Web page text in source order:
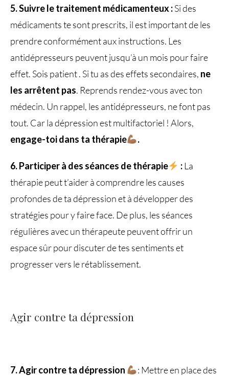
5. Suivre le traitement médicamenteux :Si des
médicaments te sont prescrits, il est important de les
prendre conformément aux instructions. Les
antidépresseurs peuvent jusqu’à un mois pour faire
effet. Sois patient . Si tu as des effets secondaires, ne
les arrêtent pas. Reprends rendez-vous avec ton
médecin. Un rappel, les antidépresseurs, ne font pas
tout. Car la dépression est multifactoriel ! Alors,
engage-toi dans ta thérapie
.
6. Participer à des séances de thérapie :La
thérapie peut t’aider à comprendre les causes
profondes de ta dépression et à développer des
stratégies pour y faire face. De plus, les séances
régulières avec un thérapeute peuvent offrir un
espace sûr pour discuter de tes sentiments et
progresser vers le rétablissement.
Agir contre ta dépression
7. Agir contre ta dépression
: Mettre en place des